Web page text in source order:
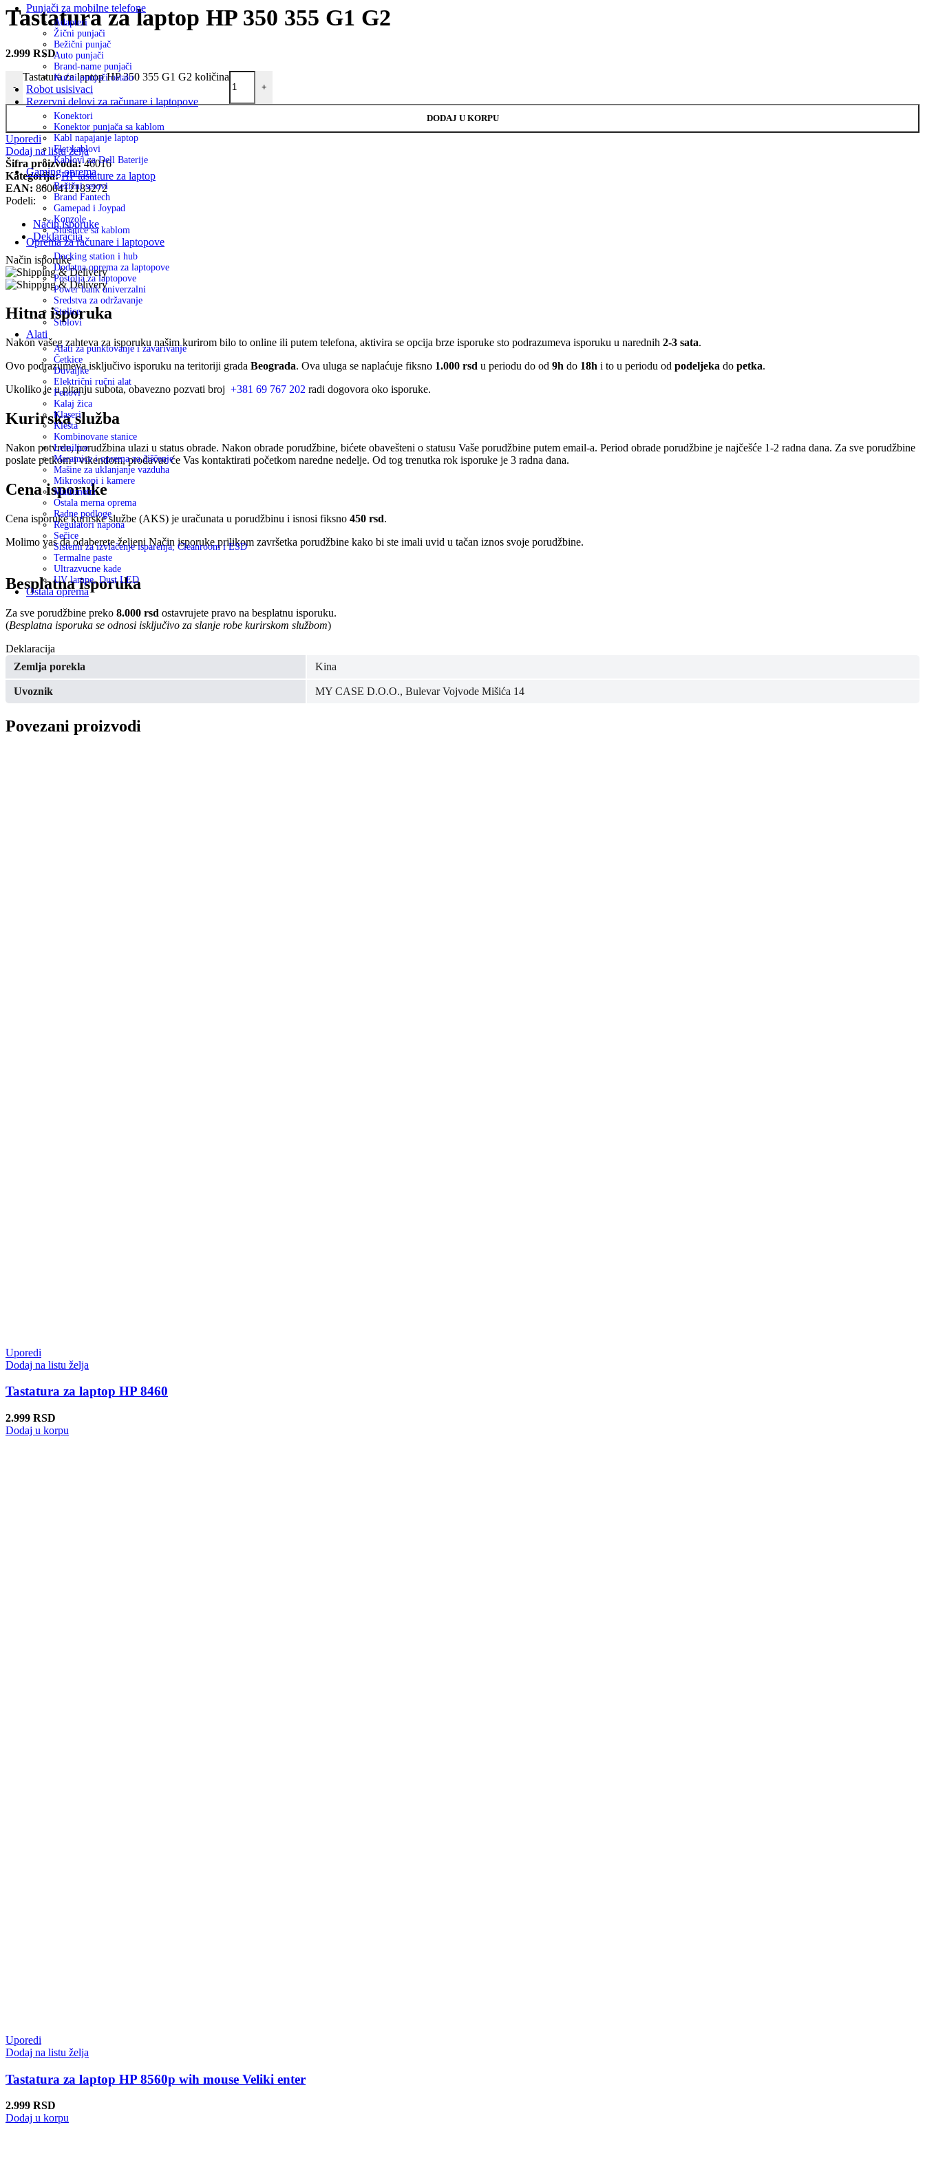
Punjači za mobilne telefone
Adapteri
Žični punjači
Bežični punjač
Auto punjači
Brand-name punjači
Kućni punjači ostalo
Robot usisivaci
Rezervni delovi za računare i laptopove
Konektori
Konektor punjača sa kablom
Kabl napajanje laptop
Flet kablovi
Kablovi za Dell Baterije
Gaming oprema
Bežični setovi
Brand Fantech
Gamepad i Joypad
Konzole
Slušalice sa kablom
Oprema za računare i laptopove
Docking station i hub
Dodatna oprema za laptopove
Postolja za laptopove
Power bank univerzalni
Sredstva za održavanje
Stolice
Stolovi
Alati
Alati za punktovanje i zavarivanje
Četkice
Duvaljke
Električni ručni alat
Fenovi
Kalaj žica
Klaseri
Klešta
Kombinovane stanice
Lemilice
Maramice i oprema za čiščenje
Mašine za uklanjanje vazduha
Mikroskopi i kamere
Multimetri
Ostala merna oprema
Radne podloge
Regulatori napona
Sečice
Sistemi za izvlačenje isparenja, Cleanroom i ESD
Termalne paste
Ultrazvucne kade
UV lampe, Dust LED
Ostala oprema
Tastatura za laptop HP 350 355 G1 G2
2.999 RSD
-
Tastatura za laptop HP 350 355 G1 G2 količina
+
DODAJ U KORPU
Uporedi
Dodaj na listu želja
Šifra proizvoda:46016
Kategorija: HP tastature za laptop
EAN: 8600412183272
Podeli:
Način isporuke
Deklaracija
Način isporuke
Hitna isporuka
Nakon vašeg zahteva za isporuku našim kurirom bilo to online ili putem telefona, aktivira se opcija brze isporuke sto podrazumeva isporuku u narednih 2-3 sata.
Ovo podrazumeva isključivo isporuku na teritoriji grada Beograda. Ova uluga se naplaćuje fiksno 1.000 rsd u periodu do od 9h do 18h i to u periodu od podeljeka do petka.
Ukoliko je u pitanju subota, obavezno pozvati broj +381 69 767 202 radi dogovora oko isporuke.
Kurirska služba
Nakon potvrde, porudžbina ulazi u status obrade. Nakon obrade porudžbine, bićete obavešteni o statusu Vaše porudžbine putem email-a. Period obrade porudžbine je najčešće 1-2 radna dana. Za sve porudžbine
poslate petkom i vikendom, prodavac će Vas kontaktirati početkom naredne nedelje. Od tog trenutka rok isporuke je 3 radna dana.
Cena isporuke
Cena isporuke kurirske službe (AKS) je uračunata u porudžbinu i isnosi fiksno 450 rsd.
Molimo vas da odaberete željeni Način isporuke prilikom završetka porudžbine kako bi ste imali uvid u tačan iznos svoje porudžbine.
Besplatna isporuka
Za sve porudžbine preko 8.000 rsd ostavrujete pravo na besplatnu isporuku.
(Besplatna isporuka se odnosi isključivo za slanje robe kurirskom službom)
Deklaracija
Zemlja porekla
Kina
Uvoznik MY CASE D.O.O., Bulevar Vojvode Mišića 14
Povezani proizvodi
Uporedi
Dodaj na listu želja
Tastatura za laptop HP 8460
2.999 RSD
Dodaj u korpu
Uporedi
Dodaj na listu želja
Tastatura za laptop HP 8560p wih mouse Veliki enter
2.999 RSD
Dodaj u korpu